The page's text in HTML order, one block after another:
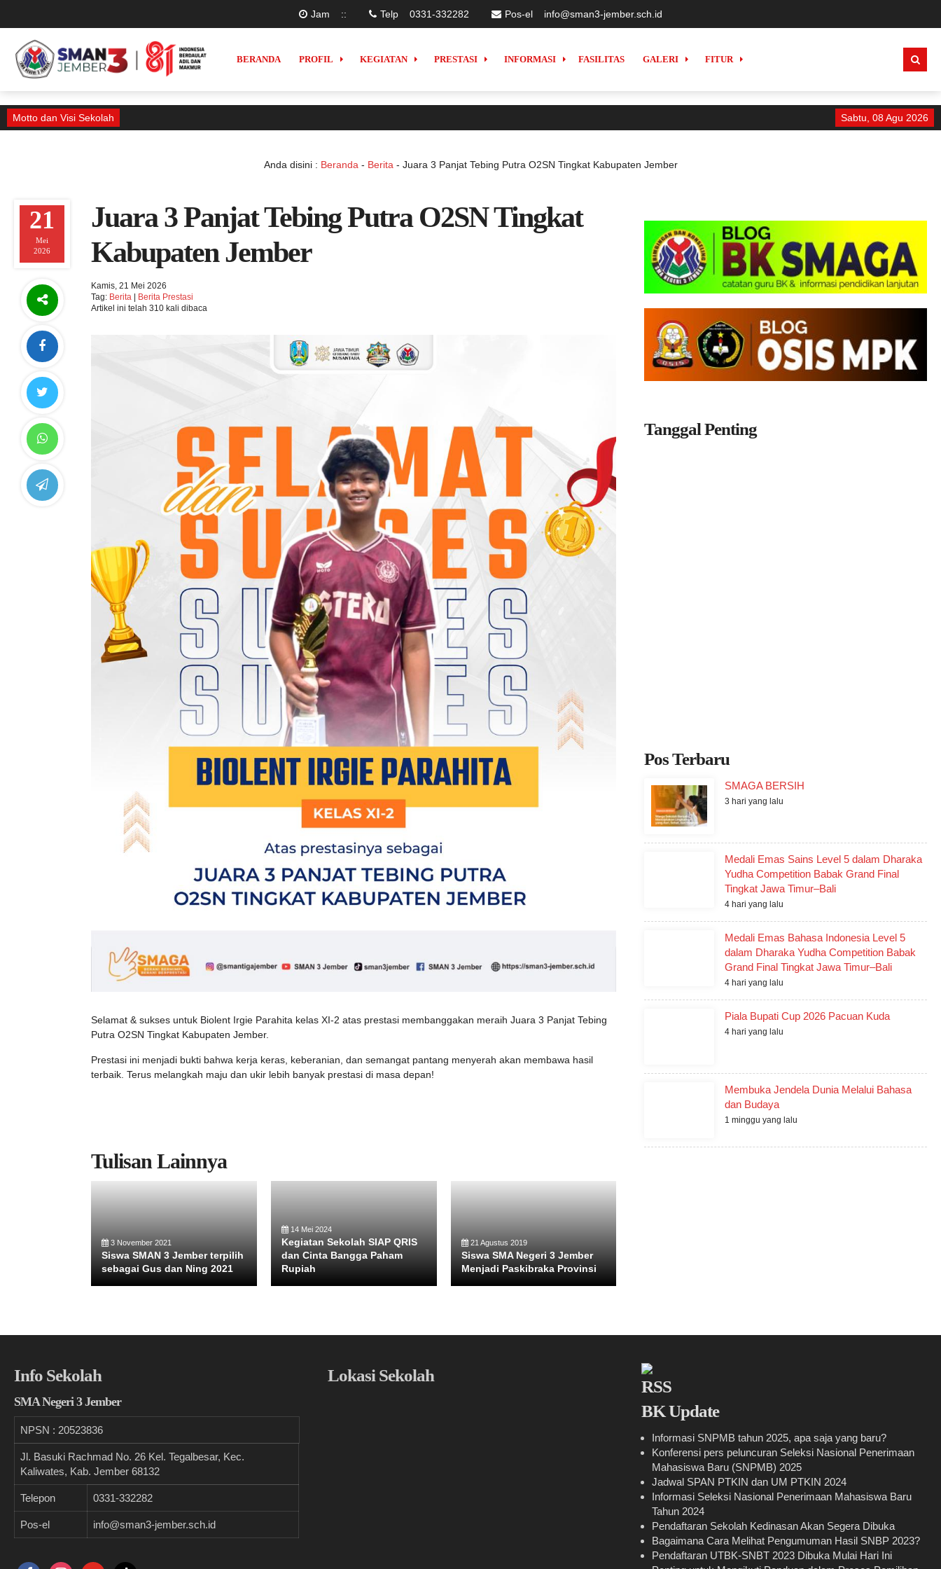
Jam :: Telp 0331-332282 Pos-el info@sman3-jember.sch.id
BERANDA PROFIL KEGIATAN PRESTASI INFORMASI FASILITAS GALERI FITUR
Motto dan Visi Sekolah Sabtu, 08 Agu 2026
Anda disini : Beranda - Berita - Juara 3 Panjat Tebing Putra O2SN Tingkat Kabupaten Jember
21
Mei
2026
Juara 3 Panjat Tebing Putra O2SN Tingkat
Kabupaten Jember
Kamis, 21 Mei 2026
Tag: Berita
Berita Prestasi
Artikel ini telah 310 kali dibaca
Selamat & sukses untuk Biolent Irgie Parahita kelas XI-2 atas prestasi membanggakan meraih Juara 3 Panjat Tebing
Putra O2SN Tingkat Kabupaten Jember.
Prestasi ini menjadi bukti bahwa kerja keras, keberanian, dan semangat pantang menyerah akan membawa hasil
terbaik. Terus melangkah maju dan ukir lebih banyak prestasi di masa depan!
Tulisan Lainnya
3 November 2021
Siswa SMAN 3 Jember terpilih
sebagai Gus dan Ning 2021
14 Mei 2024
Kegiatan Sekolah SIAP QRIS
dan Cinta Bangga Paham
Rupiah
21 Agustus 2019
Siswa SMA Negeri 3 Jember
Menjadi Paskibraka Provinsi
Tanggal Penting
Pos Terbaru
SMAGA BERSIH
3 hari yang lalu
Medali Emas Sains Level 5 dalam Dharaka
Yudha Competition Babak Grand Final
Tingkat Jawa Timur–Bali
4 hari yang lalu
Medali Emas Bahasa Indonesia Level 5
dalam Dharaka Yudha Competition Babak
Grand Final Tingkat Jawa Timur–Bali
4 hari yang lalu
Piala Bupati Cup 2026 Pacuan Kuda
4 hari yang lalu
Membuka Jendela Dunia Melalui Bahasa
dan Budaya
1 minggu yang lalu
Info Sekolah
SMA Negeri 3 Jember
NPSN : 20523836
Jl. Basuki Rachmad No. 26 Kel. Tegalbesar, Kec.
Kaliwates, Kab. Jember 68132
Telepon 0331-332282
Pos-el info@sman3-jember.sch.id
Lokasi Sekolah
BK Update
Informasi SNPMB tahun 2025, apa saja yang baru?
Konferensi pers peluncuran Seleksi Nasional Penerimaan
Mahasiswa Baru (SNPMB) 2025
Jadwal SPAN PTKIN dan UM PTKIN 2024
Informasi Seleksi Nasional Penerimaan Mahasiswa Baru
Tahun 2024
Pendaftaran Sekolah Kedinasan Akan Segera Dibuka
Bagaimana Cara Melihat Pengumuman Hasil SNBP 2023?
Pendaftaran UTBK-SNBT 2023 Dibuka Mulai Hari Ini